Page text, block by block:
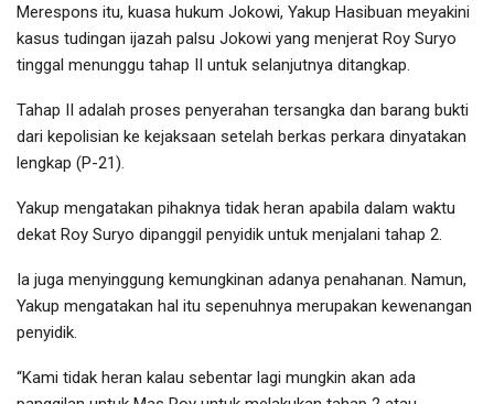
Merespons itu, kuasa hukum Jokowi, Yakup Hasibuan meyakini
kasus tudingan ijazah palsu Jokowi yang menjerat Roy Suryo
tinggal menunggu tahap II untuk selanjutnya ditangkap.
Tahap II adalah proses penyerahan tersangka dan barang bukti
dari kepolisian ke kejaksaan setelah berkas perkara dinyatakan
lengkap (P-21).
Yakup mengatakan pihaknya tidak heran apabila dalam waktu
dekat Roy Suryo dipanggil penyidik untuk menjalani tahap 2.
Ia juga menyinggung kemungkinan adanya penahanan. Namun,
Yakup mengatakan hal itu sepenuhnya merupakan kewenangan
penyidik.
“Kami tidak heran kalau sebentar lagi mungkin akan ada